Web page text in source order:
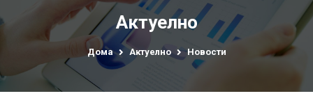
Актуелно
Дома Актуелно Новости